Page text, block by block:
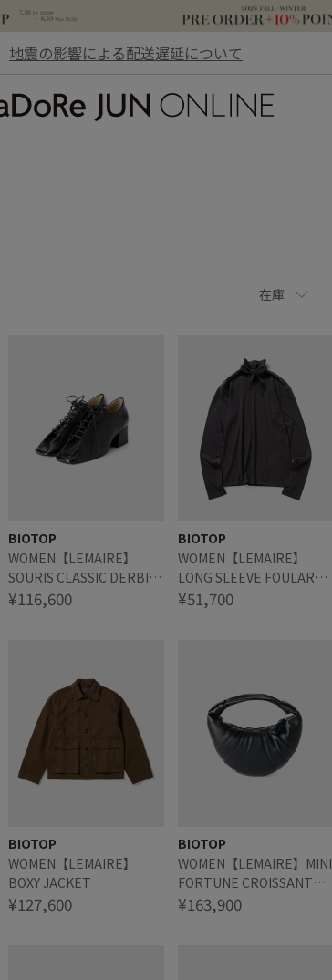
地震の影響による配送遅延について
在庫
BIOTOP
WOMEN【LEMAIRE】
SOURIS CLASSIC DERBIES
55
¥116,600
BIOTOP
WOMEN【LEMAIRE】
LONG SLEEVE FOULARD
TOP
¥51,700
BIOTOP
WOMEN【LEMAIRE】
BOXY JACKET
¥127,600
BIOTOP
WOMEN【LEMAIRE】MINI
FORTUNE CROISSANT
BAG
¥163,900